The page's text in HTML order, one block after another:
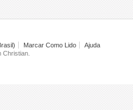
Marcar Como Lido
Ajuda
Christian.